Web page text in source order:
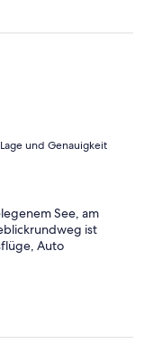
und Genauigkeit
See, am
ist
Auto